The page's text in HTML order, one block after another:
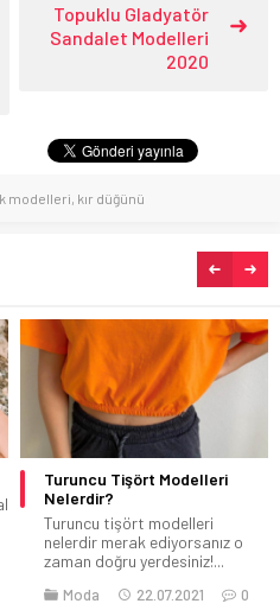
Topuklu Gladyatör
Sandalet Modelleri
2020
modelleri, kır düğünü
Mango’dan Harika 2014
İlkbahar Yaz Koleksiyonu
Mango 2014 İlkbahar yaz
modellerini Fransız model
Manon Leloup ile...
Moda 08.12.2013 0